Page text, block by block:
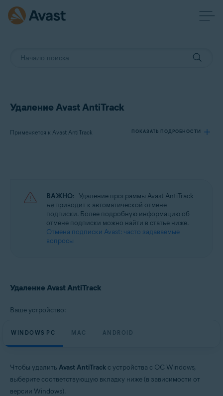
Удаление Avast AntiTrack
Применяется к Avast AntiTrack ПОКАЗАТЬ ПОДРОБНОСТИ
Операционные системы:
Windows, MacOS и Android
ВАЖНО: Удаление программы Avast AntiTrack
неприводит к автоматической отмене
подписки. Более подробную информацию об
отмене подписки можно найти в статье ниже.
Отмена подписки Avast: часто задаваемые
вопросы
Удаление Avast AntiTrack
Ваше устройство:
WINDOWS PC MAC ANDROID
Чтобы удалить Avast AntiTrack с устройства с ОС Windows,
выберите соответствующую вкладку ниже (в зависимости от
версии Windows).